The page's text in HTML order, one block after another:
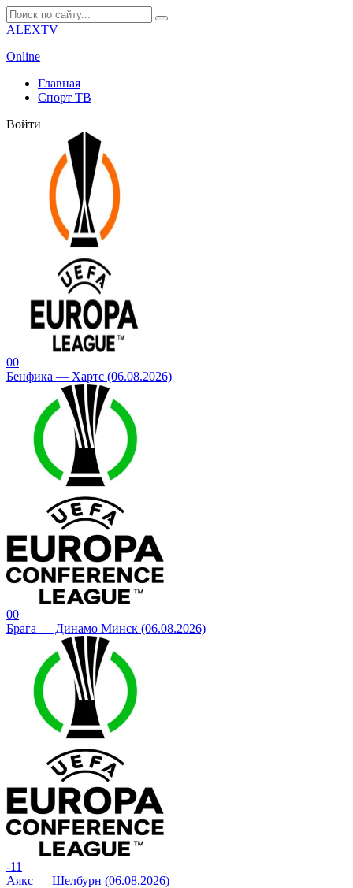
ALEXTV
Online
Главная
Спорт ТВ
Войти
00
Бенфика — Хартс (06.08.2026)
00
Брага — Динамо Минск (06.08.2026)
-11
Аякс — Шелбурн (06.08.2026)